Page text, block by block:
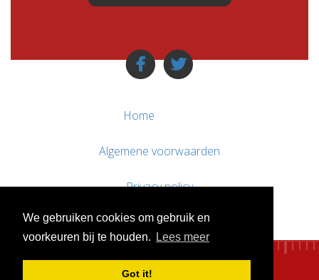
We gebruiken cookies om gebruik en
voorkeuren bij te houden.
Lees meer
Got it!
Home
Algemene voorwaarden
Privacy policy
Contact / Support